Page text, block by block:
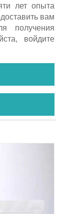
лет опыта
вам
получения
войдите